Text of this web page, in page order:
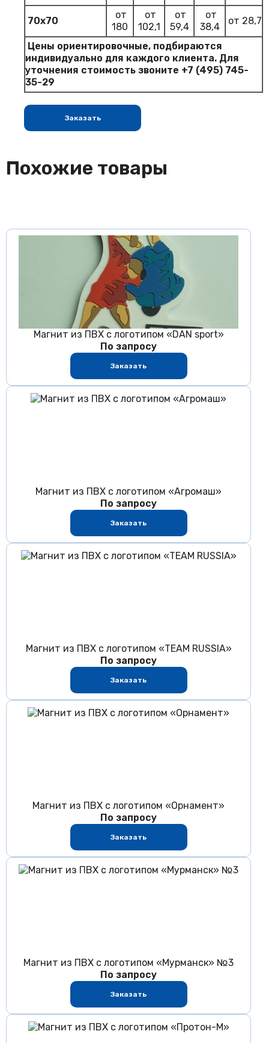
70х70
от
180
от
102,1
от
59,4
от
38,4
от 28,7
Цены ориентировочные, подбираются
индивидуально для каждого клиента. Для
уточнения стоимость звоните +7 (495) 745-
35-29
Заказать
Похожие товары
Магнит из ПВХ с логотипом «DAN sport»
По запросу
Заказать
Магнит из ПВХ с логотипом «Агромаш»
По запросу
Заказать
Магнит из ПВХ с логотипом «TEAM RUSSIA»
По запросу
Заказать
Магнит из ПВХ с логотипом «Орнамент»
По запросу
Заказать
Магнит из ПВХ с логотипом «Мурманск» №3
По запросу
Заказать